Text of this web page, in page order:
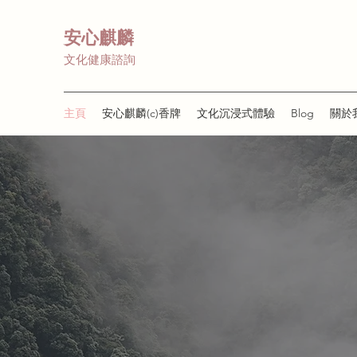
安心麒麟
文化健康諮詢
主頁 安心麒麟(c)香牌 文化沉浸式體驗 Blog 關於